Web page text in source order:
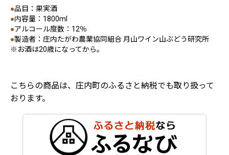
●品目：果実酒
●内容量：1800ml
●アルコール度数：12％
●製造者：庄内たがわ農業協同組合 月山ワイン山ぶどう研究所
※お酒は20歳になってから。
こちらの商品は、庄内町のふるさと納税でも取り扱って
おります。